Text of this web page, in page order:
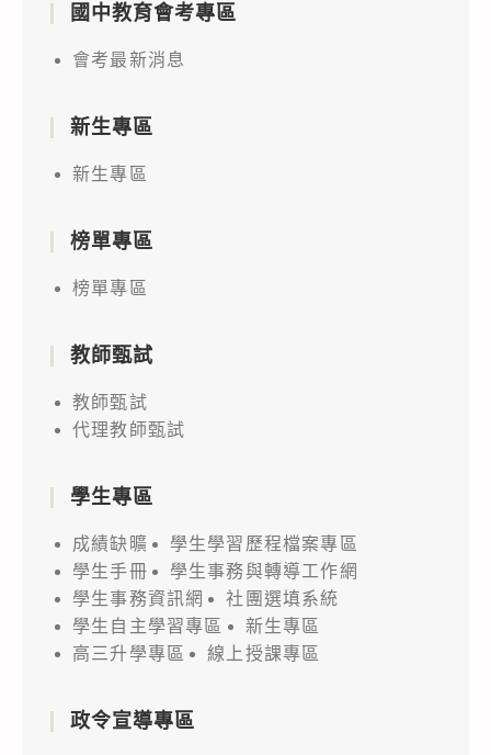
國中教育會考專區
會考最新消息
新生專區
新生專區
榜單專區
榜單專區
教師甄試
教師甄試
代理教師甄試
學生專區
成績缺曠
學生學習歷程檔案專區
學生手冊
學生事務與轉導工作網
學生事務資訊網
社團選填系統
學生自主學習專區
新生專區
高三升學專區
線上授課專區
政令宣導專區